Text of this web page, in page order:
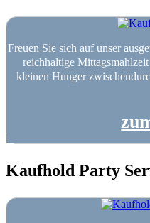
Freuen Sie sich auf unser
reichhaltige
kleinen Hunger
Kaufhold Party